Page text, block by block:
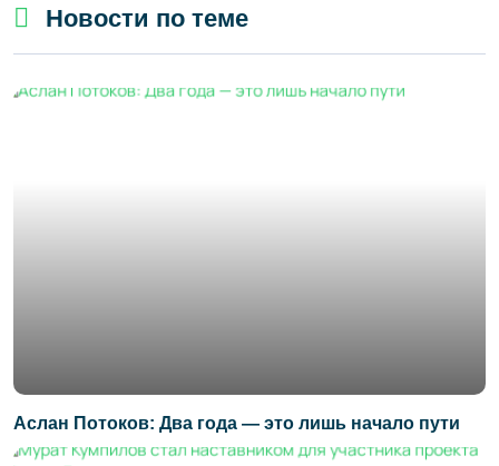
Новости по теме
Аслан Потоков: Два года — это лишь начало пути